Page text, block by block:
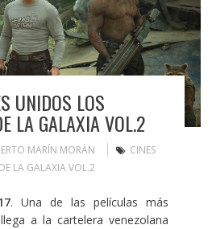
UNIDOS LOS
LA GALAXIA VOL.2
MARÍN MORÁN
CINES
LA GALAXIA VOL.2
. Una de las películas más
a la cartelera venezolana